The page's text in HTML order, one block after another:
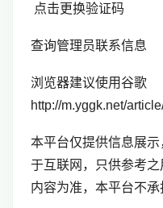
点击更换验证码
查询管理员联系信息
浏览器建议使用谷歌
http://m.yggk.net/
本平台仅提供信息展
于互联网，只供参考
内容为准，本平台不承